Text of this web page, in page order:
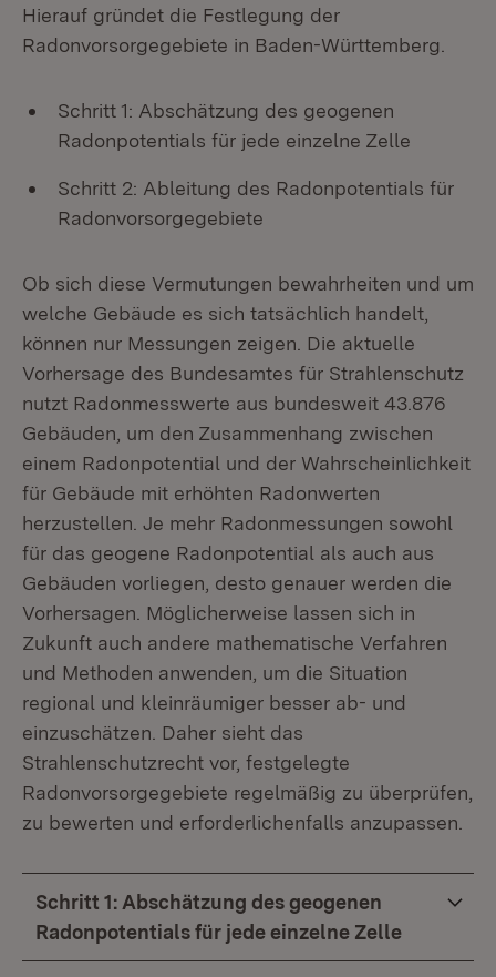
Hierauf gründet die Festlegung der
Radonvorsorgegebiete in Baden-Württemberg.
Schritt 1: Abschätzung des geogenen
Radonpotentials für jede einzelne Zelle
Schritt 2: Ableitung des Radonpotentials für
Radonvorsorgegebiete
Ob sich diese Vermutungen bewahrheiten und um
welche Gebäude es sich tatsächlich handelt,
können nur Messungen zeigen. Die aktuelle
Vorhersage des Bundesamtes für Strahlenschutz
nutzt Radonmesswerte aus bundesweit 43.876
Gebäuden, um den Zusammenhang zwischen
einem Radonpotential und der Wahrscheinlichkeit
für Gebäude mit erhöhten Radonwerten
herzustellen. Je mehr Radonmessungen sowohl
für das geogene Radonpotential als auch aus
Gebäuden vorliegen, desto genauer werden die
Vorhersagen. Möglicherweise lassen sich in
Zukunft auch andere mathematische Verfahren
und Methoden anwenden, um die Situation
regional und kleinräumiger besser ab- und
einzuschätzen. Daher sieht das
Strahlenschutzrecht vor, festgelegte
Radonvorsorgegebiete regelmäßig zu überprüfen,
zu bewerten und erforderlichenfalls anzupassen.
Schritt 1: Abschätzung des geogenen
Radonpotentials für jede einzelne Zelle